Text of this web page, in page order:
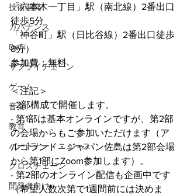
技術開発
ガバナンス
DeFi
サプライチェーン
ゲーム
音楽
教育
パートナー・ニュース
クロスチェーン
開発者向け
「六本木一丁目」駅（南北線）2番出口
徒歩5分
「神谷町」駅（日比谷線）2番出口徒歩
8分）
参加費：無料
＜注記＞
- 2部構成で開催します。
- 第1部は基本オンラインですが、第2部
の会場からもご参加いただけます（ア
ルゴランド・ジャパン佐島は第2部会場
から第1部にZoom参加します）。
- 第2部のオンライン配信も企画中です
（希望人数次第で1週間前には決めま